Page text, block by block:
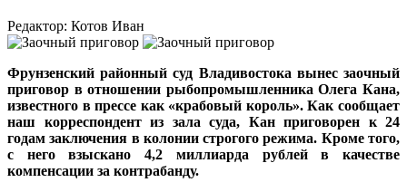
Редактор: Котов Иван
Фрунзенский районный суд Владивостока вынес заочный
приговор в отношении рыбопромышленника Олега Кана,
известного в прессе как «крабовый король». Как сообщает
наш корреспондент из зала суда, Кан приговорен к 24
годам заключения в колонии строгого режима. Кроме того,
с него взыскано 4,2 миллиарда рублей в качестве
компенсации за контрабанду.